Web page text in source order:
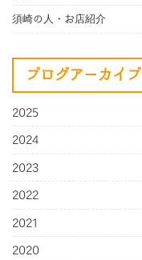
須崎の人・お店紹介
ブログアーカイブ
2025
2024
2023
2022
2021
2020